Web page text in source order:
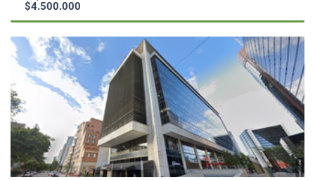
$4.500.000